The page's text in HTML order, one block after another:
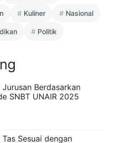
Kuliner Nasional
Politik
Berdasarkan
SNBT UNAIR 2025
Sesuai dengan